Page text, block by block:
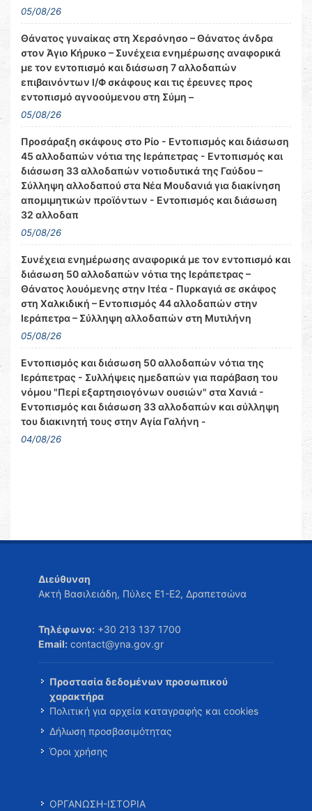
05/08/26
Θάνατος γυναίκας στη Χερσόνησο – Θάνατος άνδρα
στον Άγιο Κήρυκο – Συνέχεια ενημέρωσης αναφορικά
με τον εντοπισμό και διάσωση 7 αλλοδαπών
επιβαινόντων Ι/Φ σκάφους και τις έρευνες προς
εντοπισμό αγνοούμενου στη Σύμη –
05/08/26
Προσάραξη σκάφους στο Ρίο - Εντοπισμός και διάσωση
45 αλλοδαπών νότια της Ιεράπετρας - Εντοπισμός και
διάσωση 33 αλλοδαπών νοτιοδυτικά της Γαύδου –
Σύλληψη αλλοδαπού στα Νέα Μουδανιά για διακίνηση
απομιμητικών προϊόντων - Εντοπισμός και διάσωση
32 αλλοδαπ
05/08/26
Συνέχεια ενημέρωσης αναφορικά με τον εντοπισμό και
διάσωση 50 αλλοδαπών νότια της Ιεράπετρας –
Θάνατος λουόμενης στην Ιτέα - Πυρκαγιά σε σκάφος
στη Χαλκιδική – Εντοπισμός 44 αλλοδαπών στην
Ιεράπετρα – Σύλληψη αλλοδαπών στη Μυτιλήνη
05/08/26
Εντοπισμός και διάσωση 50 αλλοδαπών νότια της
Ιεράπετρας - Συλλήψεις ημεδαπών για παράβαση του
νόμου "Περί εξαρτησιογόνων ουσιών" στα Χανιά -
Εντοπισμός και διάσωση 33 αλλοδαπών και σύλληψη
του διακινητή τους στην Αγία Γαλήνη -
04/08/26
Διεύθυνση
Ακτή Βασιλειάδη, Πύλες Ε1-Ε2, Δραπετσώνα
Τηλέφωνο: +30 213 137 1700
Email: contact@yna.gov.gr
Προστασία δεδομένων προσωπικού
χαρακτήρα
Πολιτική για αρχεία καταγραφής και cookies
Δήλωση προσβασιμότητας
Όροι χρήσης
ΟΡΓΑΝΩΣΗ-ΙΣΤΟΡΙΑ